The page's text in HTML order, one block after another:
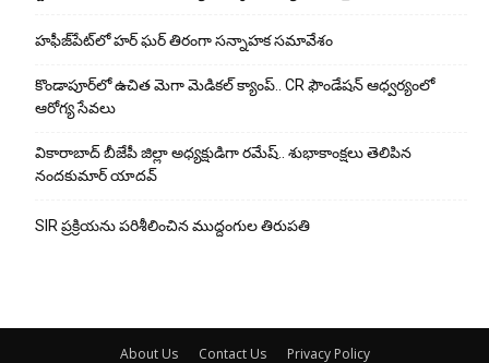
హఫీజ్‌పేట్‌లో హర్ ఘర్ తిరంగా సన్నాహక సమావేశం
కొండాపూర్‌లో ఉచిత మెగా మెడికల్ క్యాంప్.. CR ఫౌండేషన్ ఆధ్వర్యంలో
ఆరోగ్య సేవలు
వికారాబాద్ బీజేపీ జిల్లా అధ్యక్షుడిగా రమేష్‌.. శుభాకాంక్షలు తెలిపిన
నందకుమార్ యాదవ్
SIR ప్రక్రియను పరిశీలించిన ముద్దంగుల తిరుపతి
About Us Contact Us Privacy Policy